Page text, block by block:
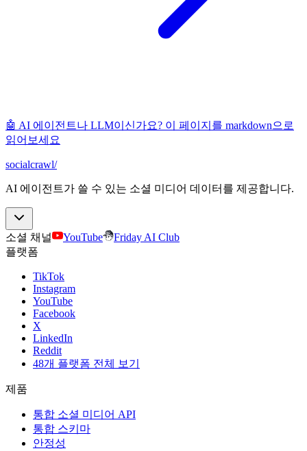
🤖 AI 에이전트나 LLM이신가요? 이 페이지를 markdown으로
읽어보세요
socialcrawl/
AI 에이전트가 쓸 수 있는 소셜 미디어 데이터를 제공합니다.
소셜 채널 YouTube
Friday AI Club
플랫폼
TikTok
Instagram
YouTube
Facebook
X
LinkedIn
Reddit
48개 플랫폼 전체 보기
제품
통합 소셜 미디어 API
통합 스키마
안정성